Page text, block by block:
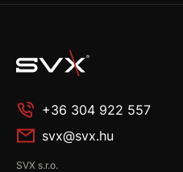
+36 304 922 557
svx@svx.hu
SVX s.r.o.